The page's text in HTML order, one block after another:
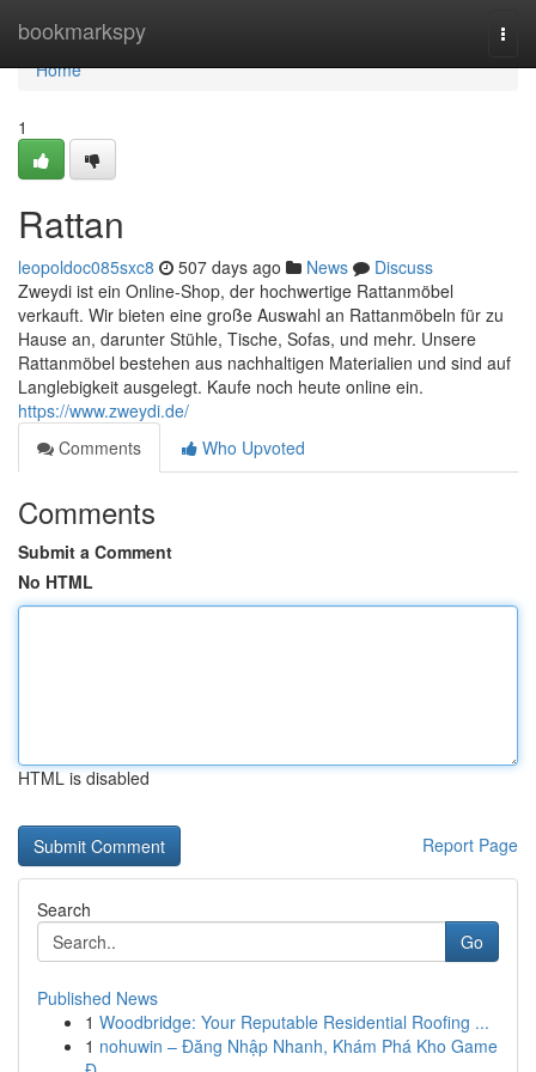
bookmarkspy
Home
Home
1
Rattan
leopoldoc085sxc8 507 days ago News
Discuss
Zweydi ist ein Online-Shop, der hochwertige Rattanmöbel
verkauft. Wir bieten eine große Auswahl an Rattanmöbeln für zu
Hause an, darunter Stühle, Tische, Sofas, und mehr. Unsere
Rattanmöbel bestehen aus nachhaltigen Materialien und sind auf
Langlebigkeit ausgelegt. Kaufe noch heute online ein.
https://www.zweydi.de/
Comments
Who Upvoted
Comments
Submit a Comment
No HTML
HTML is disabled
Report Page
Search
Go
Published News
1 Woodbridge: Your Reputable Residential Roofing ...
1 nohuwin – Đăng Nhập Nhanh, Khám Phá Kho Game